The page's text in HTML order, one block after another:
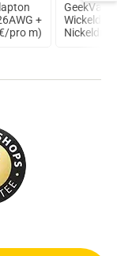
+
pro m)
GeekVape